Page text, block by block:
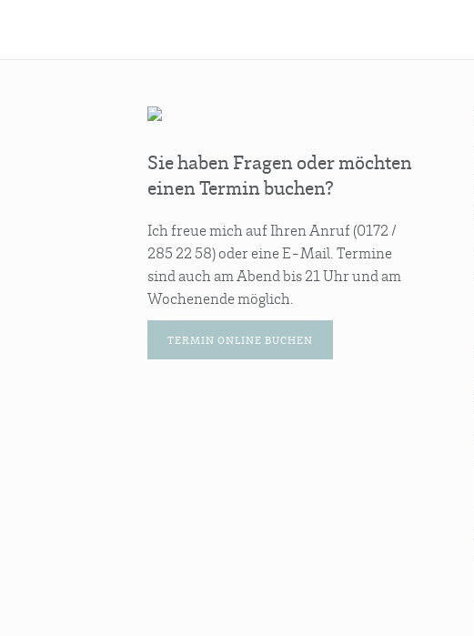
Sie haben Fragen oder möchten
einen Termin buchen?
Ich freue mich auf Ihren Anruf (0172 /
285 22 58) oder eine E-Mail. Termine
sind auch am Abend bis 21 Uhr und am
Wochenende möglich.
TER­MIN ONLINE BUCHEN